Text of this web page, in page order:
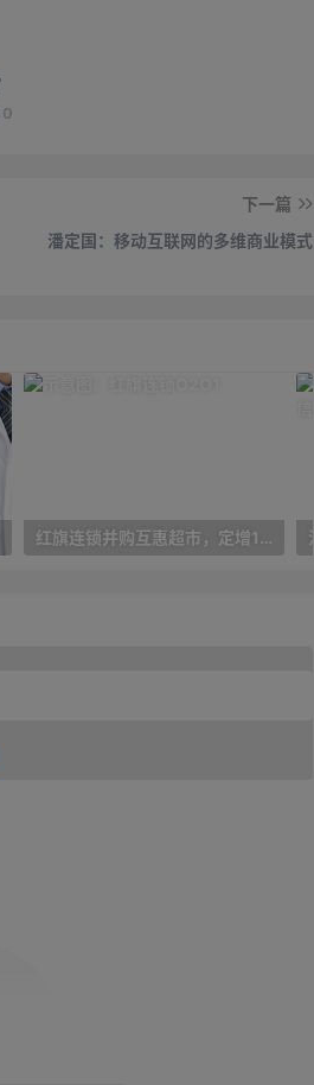
0
下一篇
潘定国：移动互联网的多维商业模式
红旗连锁并购互惠超市，定增10亿大力布局O2O